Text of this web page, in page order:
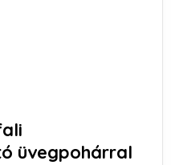
üvegpohárral